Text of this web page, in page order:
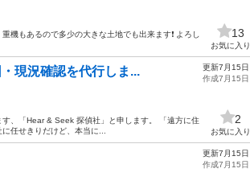
もあるので多少の大きな土地でも出来ます❗️ よろし
13
お気に入り
現況確認を代行しま...
、「Hear & Seek 探偵社」と申します。 「遠方に住
任せきりだけど、本当に...
更新7月15日
作成7月15日
2
お気に入り
更新7月15日
作成7月15日